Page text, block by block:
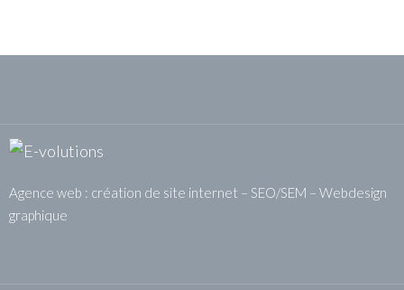
Agence web : création de site internet – SEO/SEM – Webdesign
graphique